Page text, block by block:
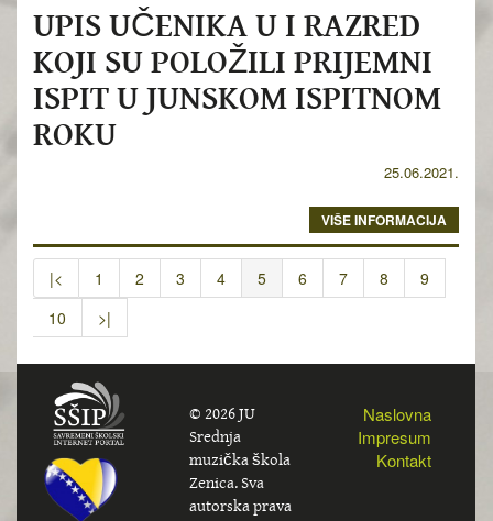
UPIS UČENIKA U I RAZRED
KOJI SU POLOŽILI PRIJEMNI
ISPIT U JUNSKOM ISPITNOM
ROKU
25.06.2021.
VIŠE INFORMACIJA
|< 1 2 3 4 5 6 7 8
9
10
>|
© 2026 JU
Srednja
muzička škola
Zenica. Sva
autorska prava
Naslovna
Impresum
Kontakt